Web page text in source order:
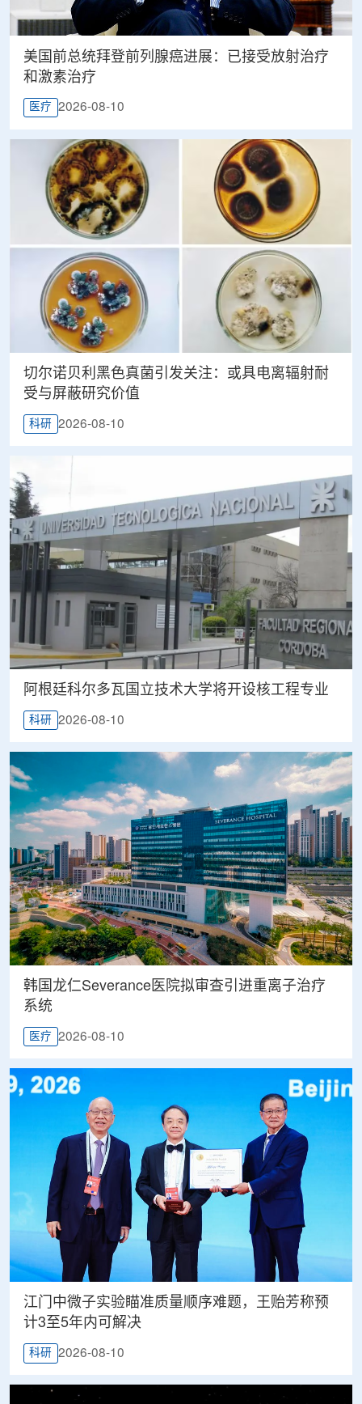
美国前总统拜登前列腺癌进展：已接受放射治疗
和激素治疗
医疗 2026-08-10
切尔诺贝利黑色真菌引发关注：或具电离辐射耐
受与屏蔽研究价值
科研 2026-08-10
阿根廷科尔多瓦国立技术大学将开设核工程专业
科研 2026-08-10
韩国龙仁Severance医院拟审查引进重离子治疗
系统
医疗 2026-08-10
江门中微子实验瞄准质量顺序难题，王贻芳称预
计3至5年内可解决
科研 2026-08-10